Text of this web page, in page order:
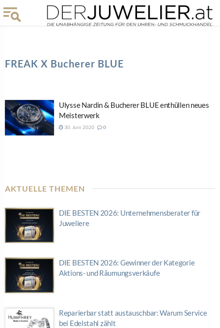
FREAK X Bucherer BLUE
Ulysse Nardin & Bucherer BLUE enthüllen neues
Meisterwerk
30. Juni 2020 0
AKTUELLE THEMEN
DIE BESTEN 2026: Unternehmensberater für
Juweliere
DIE BESTEN 2026: Gewinner der Kategorie
Aktions- und Räumungsverkäufe
Reparierbar statt austauschbar: Warum Service
bei Edelstahl zählt